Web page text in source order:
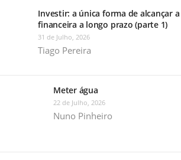
Investir: a única forma de alcançar
financeira a longo prazo (parte 1)
31 de Julho, 2026
Tiago Pereira
Meter água
22 de Julho, 2026
Nuno Pinheiro